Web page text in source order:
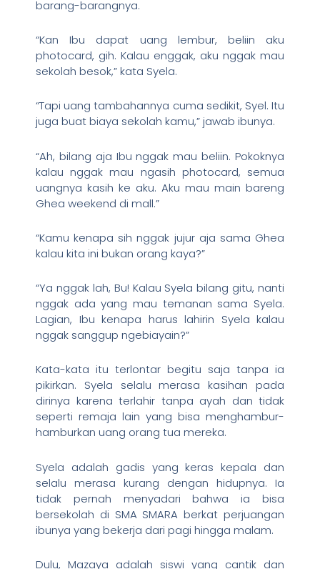
barang-barangnya.
“Kan Ibu dapat uang lembur, beliin aku
photocard, gih. Kalau enggak, aku nggak mau
sekolah besok,” kata Syela.
“Tapi uang tambahannya cuma sedikit, Syel. Itu
juga buat biaya sekolah kamu,” jawab ibunya.
“Ah, bilang aja Ibu nggak mau beliin. Pokoknya
kalau nggak mau ngasih photocard, semua
uangnya kasih ke aku. Aku mau main bareng
Ghea weekend di mall.”
“Kamu kenapa sih nggak jujur aja sama Ghea
kalau kita ini bukan orang kaya?”
“Ya nggak lah, Bu! Kalau Syela bilang gitu, nanti
nggak ada yang mau temanan sama Syela.
Lagian, Ibu kenapa harus lahirin Syela kalau
nggak sanggup ngebiayain?”
Kata-kata itu terlontar begitu saja tanpa ia
pikirkan. Syela selalu merasa kasihan pada
dirinya karena terlahir tanpa ayah dan tidak
seperti remaja lain yang bisa menghambur-
hamburkan uang orang tua mereka.
Syela adalah gadis yang keras kepala dan
selalu merasa kurang dengan hidupnya. Ia
tidak pernah menyadari bahwa ia bisa
bersekolah di SMA SMARA berkat perjuangan
ibunya yang bekerja dari pagi hingga malam.
Dulu, Mazaya adalah siswi yang cantik dan